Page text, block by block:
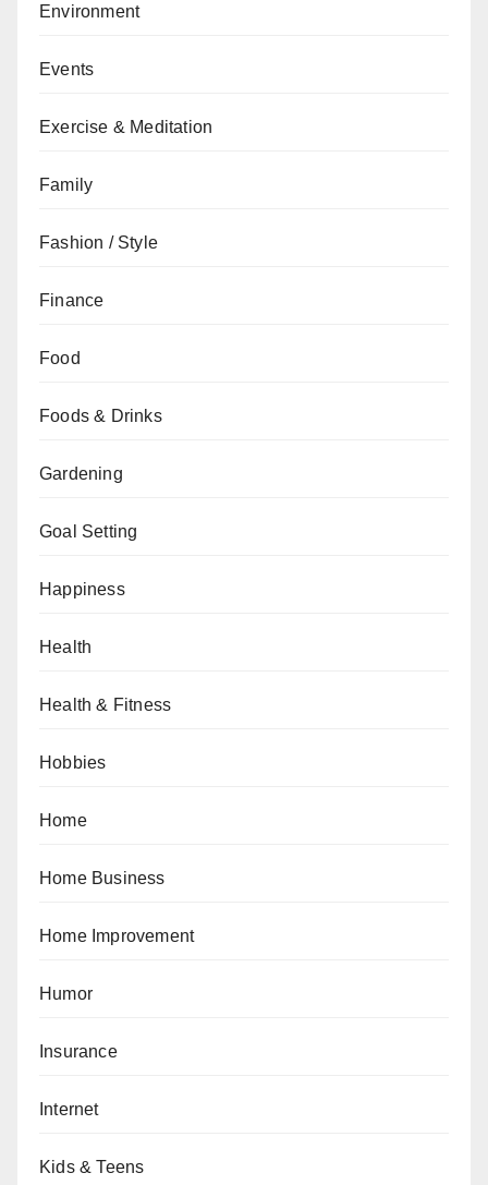
Environment
Events
Exercise & Meditation
Family
Fashion / Style
Finance
Food
Foods & Drinks
Gardening
Goal Setting
Happiness
Health
Health & Fitness
Hobbies
Home
Home Business
Home Improvement
Humor
Insurance
Internet
Kids & Teens